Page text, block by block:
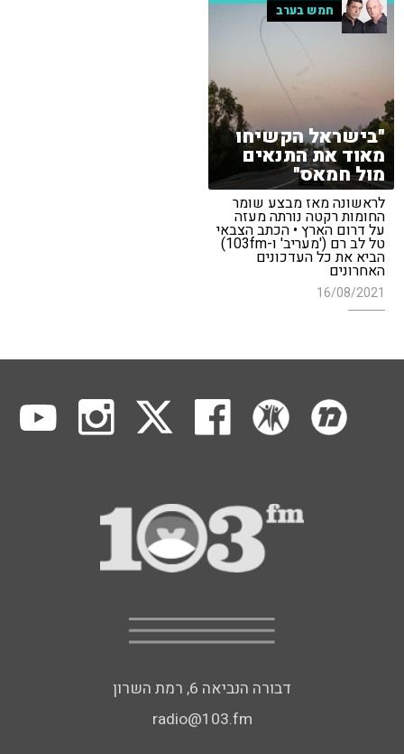
חמש בערב
"בישראל הקשיחו
מאוד את התנאים
מול חמאס"
לראשונה מאז מבצע שומר
החומות רקטה נורתה מעזה
על דרום הארץ • הכתב הצבאי
טל לב רם ('מעריב' ו-103fm)
הביא את כל העדכונים
האחרונים
16/08/2021
דבורה הנביאה 6, רמת השרון
radio@103.fm